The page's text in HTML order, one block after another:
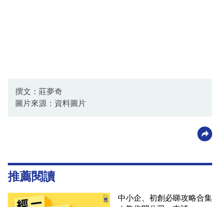
撰文：莊夢奇
圖片來源：資料圖片
推薦閱讀
中小企、初創必睇攻略合集